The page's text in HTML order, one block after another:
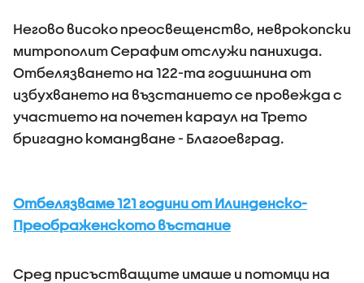
Негово високо преосвещенство, неврокопски
митрополит Серафим отслужи панихида.
Отбелязването на 122-та годишнина от
избухването на възстанието се провежда с
участието на почетен караул на Трето
бригадно командване - Благоевград.
Отбелязваме 121 години от Илинденско-
Преображенското въстание
Сред присъстващите имаше и потомци на